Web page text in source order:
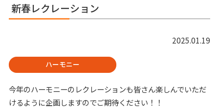
新春レクレーション
2025.01.19
ハーモニー
今年のハーモニーのレクレーションも皆さん楽しんでいただ
けるように企画しますのでご期待ください！！